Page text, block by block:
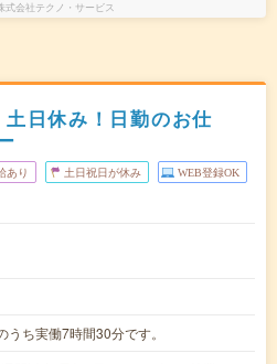
式会社テクノ・サービス
日休み！日勤のお仕
あり 土日祝日が休み WEB登録OK
ち実働7時間30分です。